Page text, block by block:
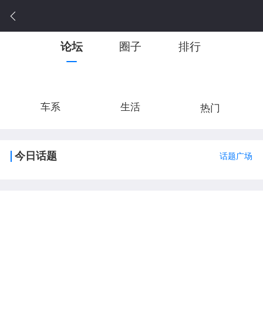
论坛 圈子 排行
车系 生活 热门
今日话题 话题广场